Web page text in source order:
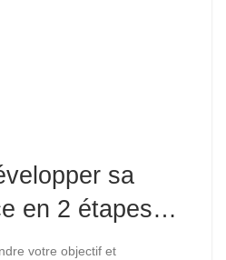
sa
en 2 étapes…
votre objectif et